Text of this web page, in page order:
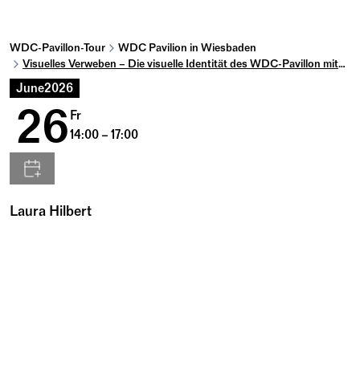
WDC-Pavillon-Tour
WDC Pavilion in Wiesbaden
Visuelles Verweben – Die visuelle Identität des WDC-Pavillon mitgestalten #4
June2026
26 Fr
14:00 – 17:00
Laura Hilbert